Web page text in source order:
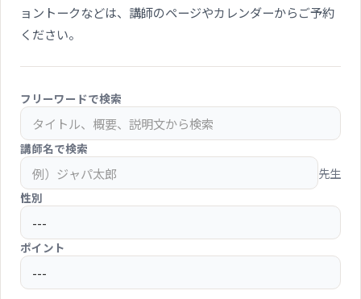
ョントークなどは、講師のページやカレンダーからご予約
ください。
フリーワードで検索
講師名で検索
先生
性別
ポイント